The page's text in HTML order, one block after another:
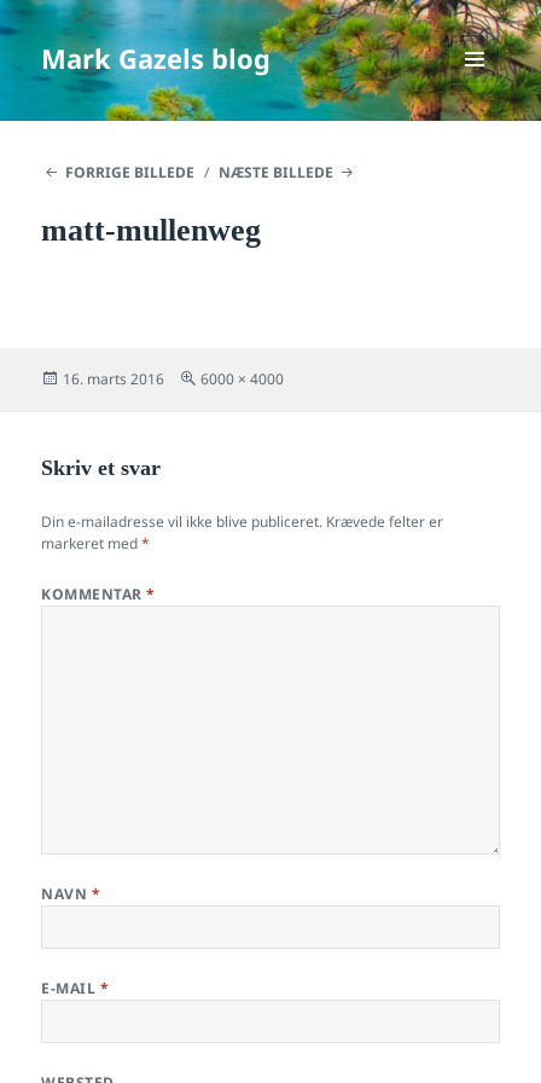
Mark Gazels blog
MENU
OG
FORRIGE BILLEDE
NÆSTE BILLEDE
matt-mullenweg
Udgivet
16. marts 2016
Fuld
6000 × 4000
Skriv et svar
Din e-mailadresse vil ikke blive publiceret. Krævede felter er
markeret med*
KOMMENTAR*
NAVN *
E-MAIL *